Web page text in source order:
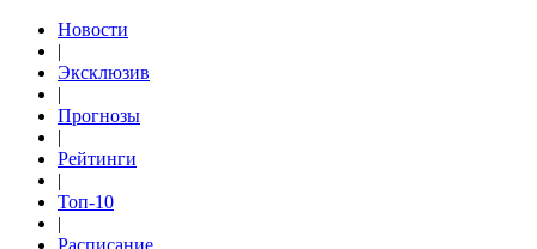
Новости
|
Эксклюзив
|
Прогнозы
|
Рейтинги
|
Топ-10
|
Расписание